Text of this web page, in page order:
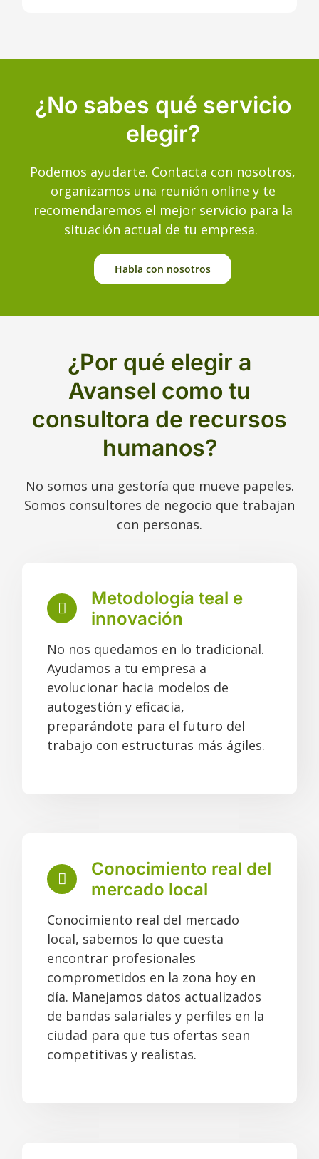
¿No sabes qué servicio
elegir?
Podemos ayudarte. Contacta con nosotros,
organizamos una reunión online y te
recomendaremos el mejor servicio para la
situación actual de tu empresa.
Habla con nosotros
¿Por qué elegir a
Avansel como tu
consultora de recursos
humanos?
No somos una gestoría que mueve papeles.
Somos consultores de negocio que trabajan
con personas.
Metodología teal e
innovación
No nos quedamos en lo tradicional.
Ayudamos a tu empresa a
evolucionar hacia modelos de
autogestión y eficacia,
preparándote para el futuro del
trabajo con estructuras más ágiles.
Conocimiento real del
mercado local
Conocimiento real del mercado
local, sabemos lo que cuesta
encontrar profesionales
comprometidos en la zona hoy en
día. Manejamos datos actualizados
de bandas salariales y perfiles en la
ciudad para que tus ofertas sean
competitivas y realistas.